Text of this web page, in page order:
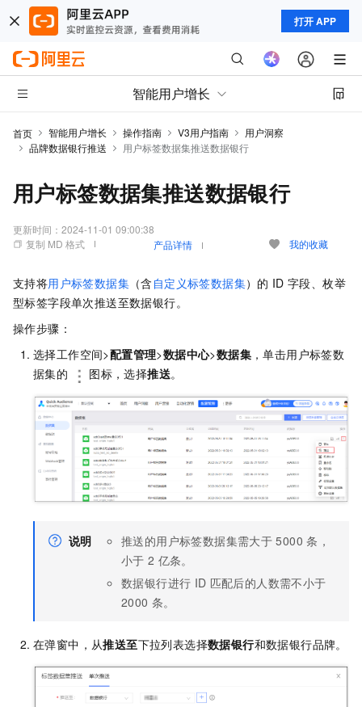
打开 APP
智能用户增长
首页 智能用户增长 操作指南 V3用户指南
用户洞察
品牌数据银行推送
用户标签数据集推送数据银行
用户标签数据集推送数据银行
更新时间： 2024-11-01 09:00:38
复制 MD 格式
产品详情 我的收藏
支持将用户标签数据集 （含 自定义标签数据集）的 ID 字段、枚举
型标签字段单次推送至数据银行。
操作步骤：
选择工作空间>配置管理>数据中心>数据集 ，单击用户标签数
据集的
图标，选择推送。
说明 推送的用户标签数据集需大于 5000 条，
小于 2 亿条。
数据银行进行 ID 匹配后的人数需不小于
2000 条。
在弹窗中，从推送至下拉列表选择数据银行和数据银行品牌。